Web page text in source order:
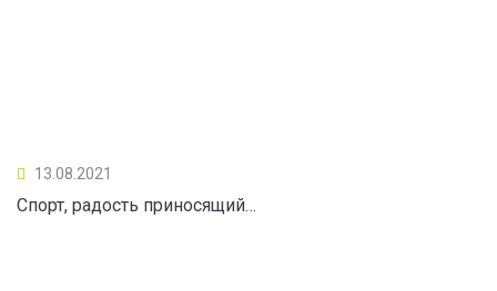
13.08.2021
Спорт, радость приносящий…